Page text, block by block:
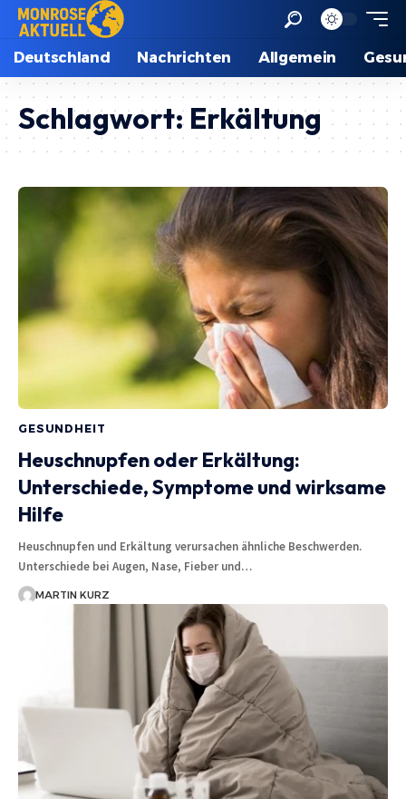
Deutschland Nachrichten Allgemein
Schlagwort: Erkältung
GESUNDHEIT
Heuschnupfen oder Erkältung:
Unterschiede, Symptome und wirksame
Hilfe
Heuschnupfen und Erkältung verursachen ähnliche Beschwerden.
Unterschiede bei Augen, Nase, Fieber und…
MARTIN KURZ